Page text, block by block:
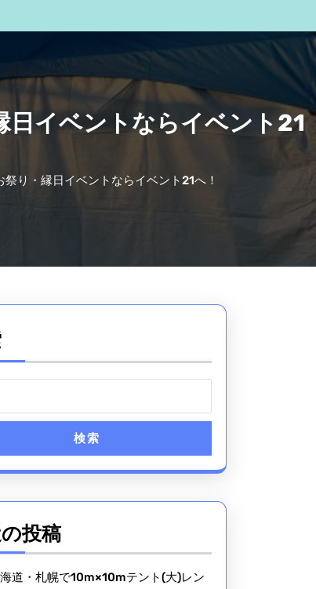
日イベントならイベント21
り・縁日イベントならイベント21へ！
検索
投稿
海道・札幌で10m×10mテント(大)レン